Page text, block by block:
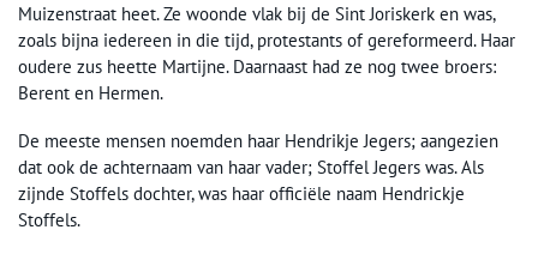
Muizenstraat heet. Ze woonde vlak bij de Sint Joriskerk en was,
zoals bijna iedereen in die tijd, protestants of gereformeerd. Haar
oudere zus heette Martijne. Daarnaast had ze nog twee broers:
Berent en Hermen.
De meeste mensen noemden haar Hendrikje Jegers; aangezien
dat ook de achternaam van haar vader; Stoffel Jegers was. Als
zijnde Stoffels dochter, was haar officiële naam Hendrickje
Stoffels.